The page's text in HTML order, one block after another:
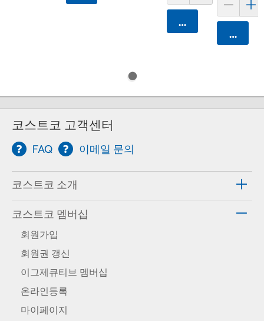
카트에 담기
카트에
코스트코 고객센터
FAQ 이메일 문의
코스트코 소개
코스트코 멤버십
회원가입
회원권 갱신
이그제큐티브 멤버십
온라인등록
마이페이지